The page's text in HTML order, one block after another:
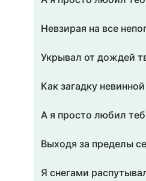
Невзирая на все
Укрывал от дождей
Как загадку
А я просто любил
Выходя за пределы
Я снегами